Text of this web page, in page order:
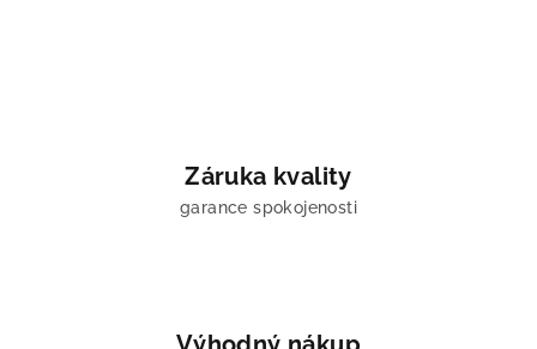
p
r
v
Záruka kvality
garance spokojenosti